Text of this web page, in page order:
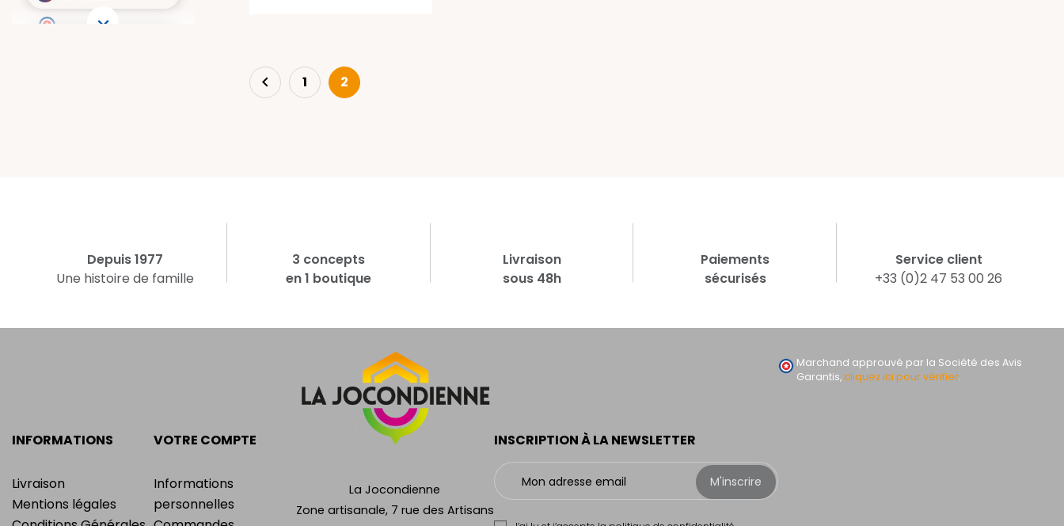
Précédent
 1 2
Depuis 1977
Une histoire de famille
3 concepts
en 1 boutique
Livraison
sous 48h
Paiements
sécurisés
Service client
+33 (0)2 47 53 00 26
INFORMATIONS
Livraison
Mentions légales
VOTRE COMPTE
Informations
personnelles
La Jocondienne
Zone artisanale, 7 rue des Artisans
INSCRIPTION À LA NEWSLETTER
M'inscrire
Marchand approuvé par la Société des Avis
Garantis,cliquez ici pour vérifier.